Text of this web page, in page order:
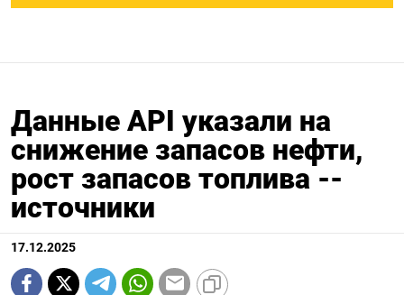
Данные API указали на
снижение запасов нефти,
рост запасов топлива --
источники
17.12.2025